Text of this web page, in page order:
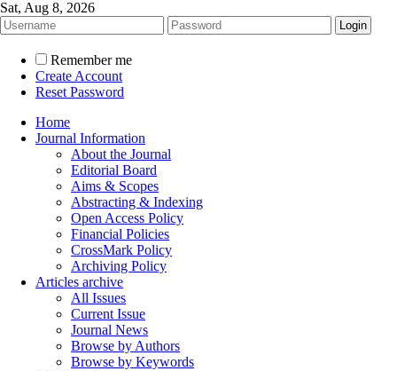
Sat, Aug 8, 2026
Remember me
Create Account
Reset Password
Home
Journal Information
About the Journal
Editorial Board
Aims & Scopes
Abstracting & Indexing
Open Access Policy
Financial Policies
CrossMark Policy
Archiving Policy
Articles archive
All Issues
Current Issue
Journal News
Browse by Authors
Browse by Keywords